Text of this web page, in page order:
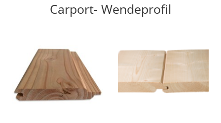
Carport- Wendeprofil